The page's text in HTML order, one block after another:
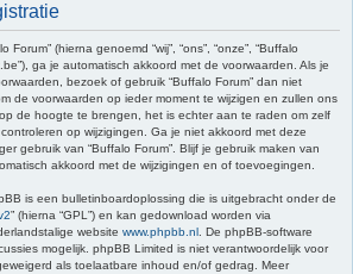
(hierna genoemd “wij”, “ons”, “onze”, “Buffalo
ga je automatisch akkoord met de voorwaarden. Als je
bezoek of gebruik “Buffalo Forum” dan niet
de voorwaarden op ieder moment te wijzigen en zullen ons
de hoogte te brengen, het is echter aan te raden om zelf
op wijzigingen. Ga je niet akkoord met deze
gebruik van “Buffalo Forum”. Blijf je gebruik maken van
akkoord met de wijzigingen en of toevoegingen.
is een bulletinboardoplossing die is uitgebracht onder de
” (hierna “GPL”) en kan gedownload worden via
website www.phpbb.nl . De phpBB-software
mogelijk. phpBB Limited is niet verantwoordelijk voor
als toelaatbare inhoud en/of gedrag. Meer